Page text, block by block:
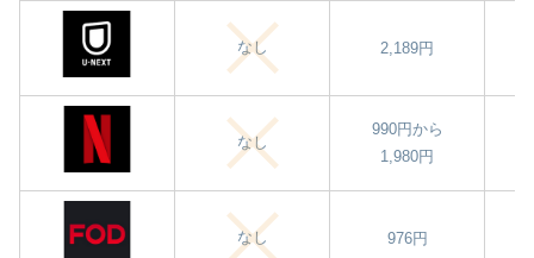
なし 2,189円
なし
990円から
1,980円
なし 976円